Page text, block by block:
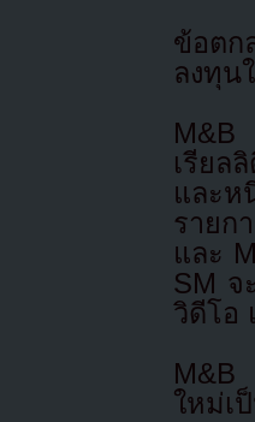
ข้อต
ลงทุน
M&B
เรียล
และห
รายก
และ
SM จ
วิดีโอ
M&B
ใหม่เ